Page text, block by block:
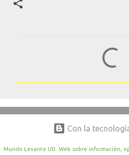
n
r
Con la
Mundo Levante UD. Web sobre información,